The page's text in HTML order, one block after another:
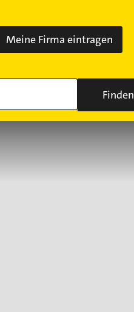
Meine Firma eintragen
Finden